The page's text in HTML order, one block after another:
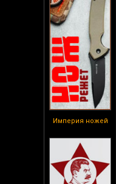
Империя ножей